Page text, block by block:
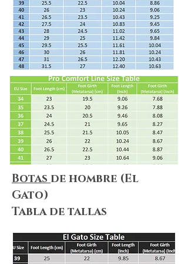
ourShipping & Delivery Policyand
ourReturn Policyto ensure that our
policies, terms&conditions apply to
your needs.
Botas de hombre (El
Gato)
Tabla de tallas